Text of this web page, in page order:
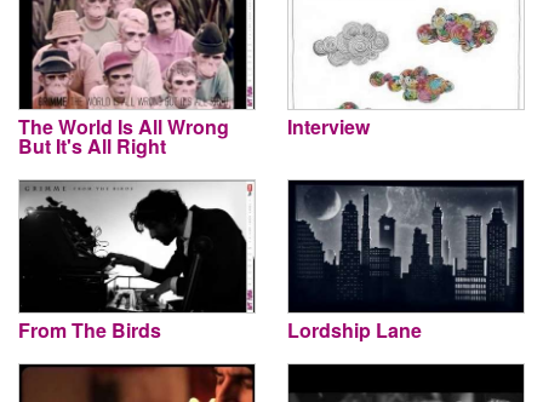
The World Is All Wrong
But It's All Right
Interview
From The Birds Lordship Lane